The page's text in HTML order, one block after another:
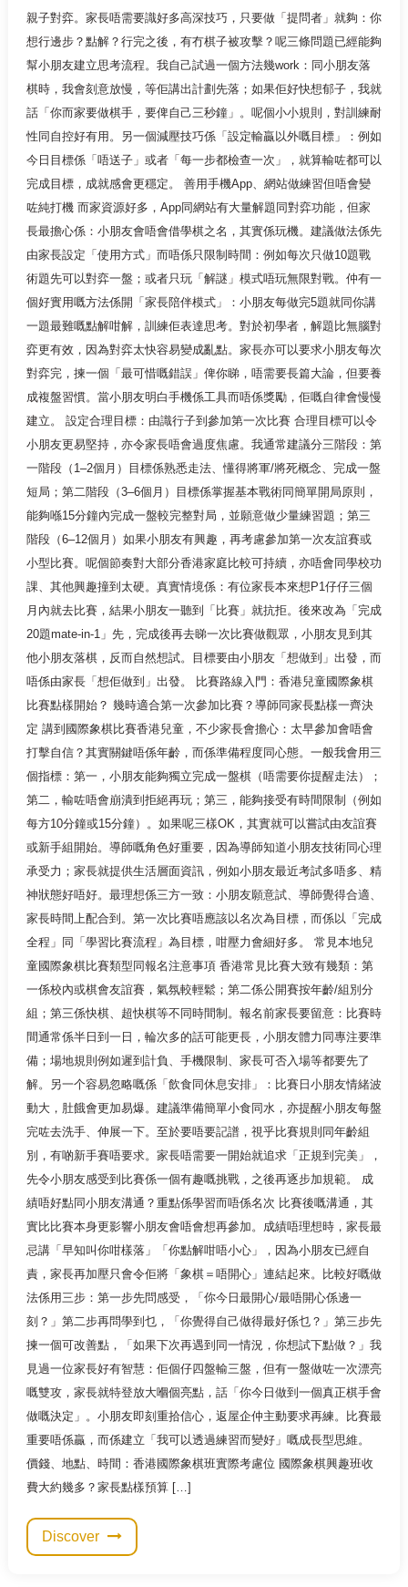
親子對弈。家長唔需要識好多高深技巧，只要做「提問者」就夠：你
想行邊步？點解？行完之後，有冇棋子被攻擊？呢三條問題已經能夠
幫小朋友建立思考流程。我自己試過一個方法幾work：同小朋友落
棋時，我會刻意放慢，等佢講出計劃先落；如果佢好快想郁子，我就
話「你而家要做棋手，要俾自己三秒鐘」。呢個小小規則，對訓練耐
性同自控好有用。另一個減壓技巧係「設定輸贏以外嘅目標」：例如
今日目標係「唔送子」或者「每一步都檢查一次」，就算輸咗都可以
完成目標，成就感會更穩定。 善用手機App、網站做練習但唔會變
咗純打機 而家資源好多，App同網站有大量解題同對弈功能，但家
長最擔心係：小朋友會唔會借學棋之名，其實係玩機。建議做法係先
由家長設定「使用方式」而唔係只限制時間：例如每次只做10題戰
術題先可以對弈一盤；或者只玩「解謎」模式唔玩無限對戰。仲有一
個好實用嘅方法係開「家長陪伴模式」：小朋友每做完5題就同你講
一題最難嘅點解咁解，訓練佢表達思考。對於初學者，解題比無腦對
弈更有效，因為對弈太快容易變成亂點。家長亦可以要求小朋友每次
對弈完，揀一個「最可惜嘅錯誤」俾你睇，唔需要長篇大論，但要養
成複盤習慣。當小朋友明白手機係工具而唔係獎勵，佢嘅自律會慢慢
建立。 設定合理目標：由識行子到參加第一次比賽 合理目標可以令
小朋友更易堅持，亦令家長唔會過度焦慮。我通常建議分三階段：第
一階段（1–2個月）目標係熟悉走法、懂得將軍/將死概念、完成一盤
短局；第二階段（3–6個月）目標係掌握基本戰術同簡單開局原則，
能夠喺15分鐘內完成一盤較完整對局，並願意做少量練習題；第三
階段（6–12個月）如果小朋友有興趣，再考慮參加第一次友誼賽或
小型比賽。呢個節奏對大部分香港家庭比較可持續，亦唔會同學校功
課、其他興趣撞到太硬。真實情境係：有位家長本來想P1仔仔三個
月內就去比賽，結果小朋友一聽到「比賽」就抗拒。後來改為「完成
20題mate-in-1」先，完成後再去睇一次比賽做觀眾，小朋友見到其
他小朋友落棋，反而自然想試。目標要由小朋友「想做到」出發，而
唔係由家長「想佢做到」出發。 比賽路線入門：香港兒童國際象棋
比賽點樣開始？ 幾時適合第一次參加比賽？導師同家長點樣一齊決
定 講到國際象棋比賽香港兒童，不少家長會擔心：太早參加會唔會
打擊自信？其實關鍵唔係年齡，而係準備程度同心態。一般我會用三
個指標：第一，小朋友能夠獨立完成一盤棋（唔需要你提醒走法）；
第二，輸咗唔會崩潰到拒絕再玩；第三，能夠接受有時間限制（例如
每方10分鐘或15分鐘）。如果呢三樣OK，其實就可以嘗試由友誼賽
或新手組開始。導師嘅角色好重要，因為導師知道小朋友技術同心理
承受力；家長就提供生活層面資訊，例如小朋友最近考試多唔多、精
神狀態好唔好。最理想係三方一致：小朋友願意試、導師覺得合適、
家長時間上配合到。第一次比賽唔應該以名次為目標，而係以「完成
全程」同「學習比賽流程」為目標，咁壓力會細好多。 常見本地兒
童國際象棋比賽類型同報名注意事項 香港常見比賽大致有幾類：第
一係校內或棋會友誼賽，氣氛較輕鬆；第二係公開賽按年齡/組別分
組；第三係快棋、超快棋等不同時間制。報名前家長要留意：比賽時
間通常係半日到一日，輪次多的話可能更長，小朋友體力同專注要準
備；場地規則例如遲到計負、手機限制、家長可否入場等都要先了
解。另一个容易忽略嘅係「飲食同休息安排」：比賽日小朋友情緒波
動大，肚餓會更加易爆。建議準備簡單小食同水，亦提醒小朋友每盤
完咗去洗手、伸展一下。至於要唔要記譜，視乎比賽規則同年齡組
別，有啲新手賽唔要求。家長唔需要一開始就追求「正規到完美」，
先令小朋友感受到比賽係一個有趣嘅挑戰，之後再逐步加規範。 成
績唔好點同小朋友溝通？重點係學習而唔係名次 比賽後嘅溝通，其
實比比賽本身更影響小朋友會唔會想再參加。成績唔理想時，家長最
忌講「早知叫你咁樣落」「你點解咁唔小心」，因為小朋友已經自
責，家長再加壓只會令佢將「象棋＝唔開心」連結起來。比較好嘅做
法係用三步：第一步先問感受，「你今日最開心/最唔開心係邊一
刻？」第二步再問學到乜，「你覺得自己做得最好係乜？」第三步先
揀一個可改善點，「如果下次再遇到同一情況，你想試下點做？」我
見過一位家長好有智慧：佢個仔四盤輸三盤，但有一盤做咗一次漂亮
嘅雙攻，家長就特登放大嗰個亮點，話「你今日做到一個真正棋手會
做嘅決定」。小朋友即刻重拾信心，返屋企仲主動要求再練。比賽最
重要唔係贏，而係建立「我可以透過練習而變好」嘅成長型思維。
價錢、地點、時間：香港國際象棋班實際考慮位 國際象棋興趣班收
費大約幾多？家長點樣預算 […]
Discover